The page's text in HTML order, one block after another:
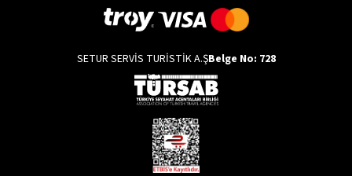
SETUR SERVİS TURİSTİK A.ŞBelge No: 728